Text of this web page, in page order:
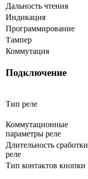
Дальность чтения
Индикация
Программирование
Тампер
Коммутация
Подключение
Тип реле
Коммутационные
параметры реле
Длительность сработки
реле
Тип контактов кнопки